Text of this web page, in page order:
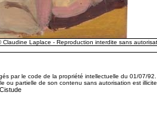
Claudine Laplace - Reproduction interdite sans
par le code de la propriété intellectuelle du 01/07/92.
ou partielle de son contenu sans autorisation est